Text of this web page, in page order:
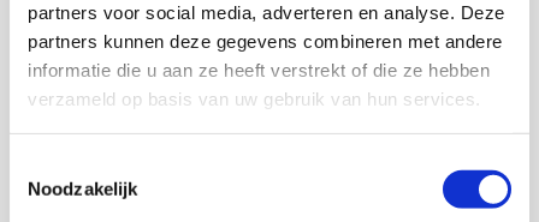
partners voor social media, adverteren en analyse. Deze
partners kunnen deze gegevens combineren met andere
informatie die u aan ze heeft verstrekt of die ze hebben
verzameld op basis van uw gebruik van hun services.
Noodzakelijk
Onderzoekers
Monique Stavenuiter